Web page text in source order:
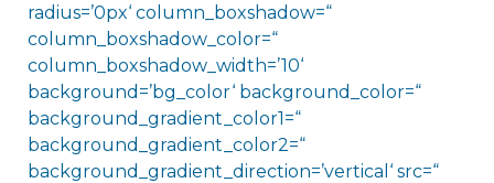
radius=’0px‘ column_boxshadow=“
column_boxshadow_color=“
column_boxshadow_width=’10‘
background=’bg_color‘ background_color=“
background_gradient_color1=“
background_gradient_color2=“
background_gradient_direction=’vertical‘ src=“